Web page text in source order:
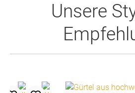
Produktgalerie überspringen
Unsere